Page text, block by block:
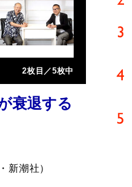
2枚目／5枚中
衰退する
新潮社）